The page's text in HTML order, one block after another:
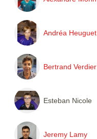
Andréa Heuguet
Bertrand Verdier
Esteban Nicole
Jeremy Lamy